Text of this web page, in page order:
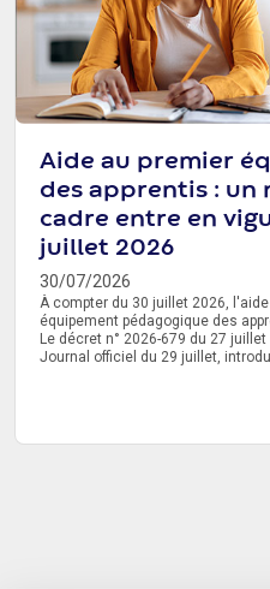
Aide au premier
des apprentis : un
cadre entre en
juillet 2026
30/07/2026
À compter du 30 juillet 2026,
équipement pédagogique des
Le décret n° 2026-679 du 27 juillet
Journal officiel du 29 juillet,